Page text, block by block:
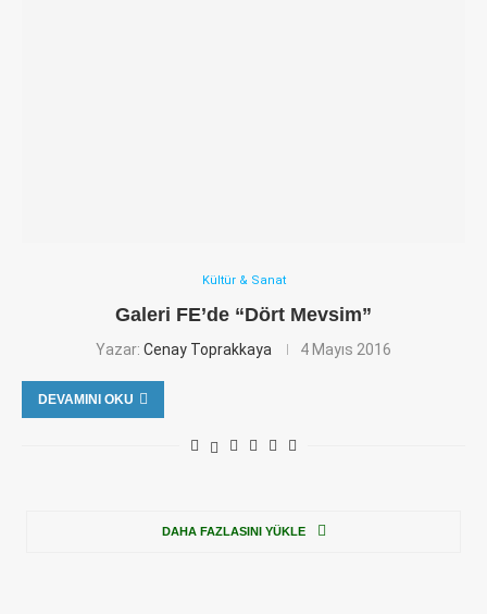
Kültür & Sanat
Galeri FE’de “Dört Mevsim”
Yazar: Cenay Toprakkaya 4 Mayıs 2016
DEVAMINI OKU
DAHA FAZLASINI YÜKLE